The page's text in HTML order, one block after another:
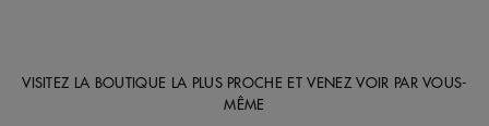
VISITEZ LA BOUTIQUE LA PLUS PROCHE ET VENEZ VOIR PAR VOUS-
MÊME